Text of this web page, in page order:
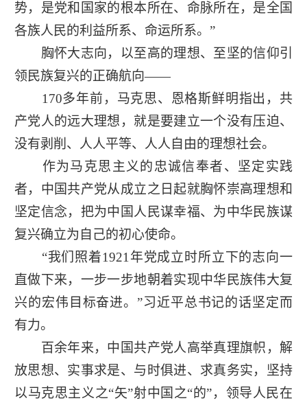
势，是党和国家的根本所在、命脉所在，是全国
各族人民的利益所系、命运所系。”
胸怀大志向，以至高的理想、至坚的信仰引
领民族复兴的正确航向——
170多年前，马克思、恩格斯鲜明指出，共
产党人的远大理想，就是要建立一个没有压迫、
没有剥削、人人平等、人人自由的理想社会。
作为马克思主义的忠诚信奉者、坚定实践
者，中国共产党从成立之日起就胸怀崇高理想和
坚定信念，把为中国人民谋幸福、为中华民族谋
复兴确立为自己的初心使命。
“我们照着1921年党成立时所立下的志向一
直做下来，一步一步地朝着实现中华民族伟大复
兴的宏伟目标奋进。”习近平总书记的话坚定而
有力。
百余年来，中国共产党人高举真理旗帜，解
放思想、实事求是、与时俱进、求真务实，坚持
以马克思主义之“矢”射中国之“的”，领导人民在